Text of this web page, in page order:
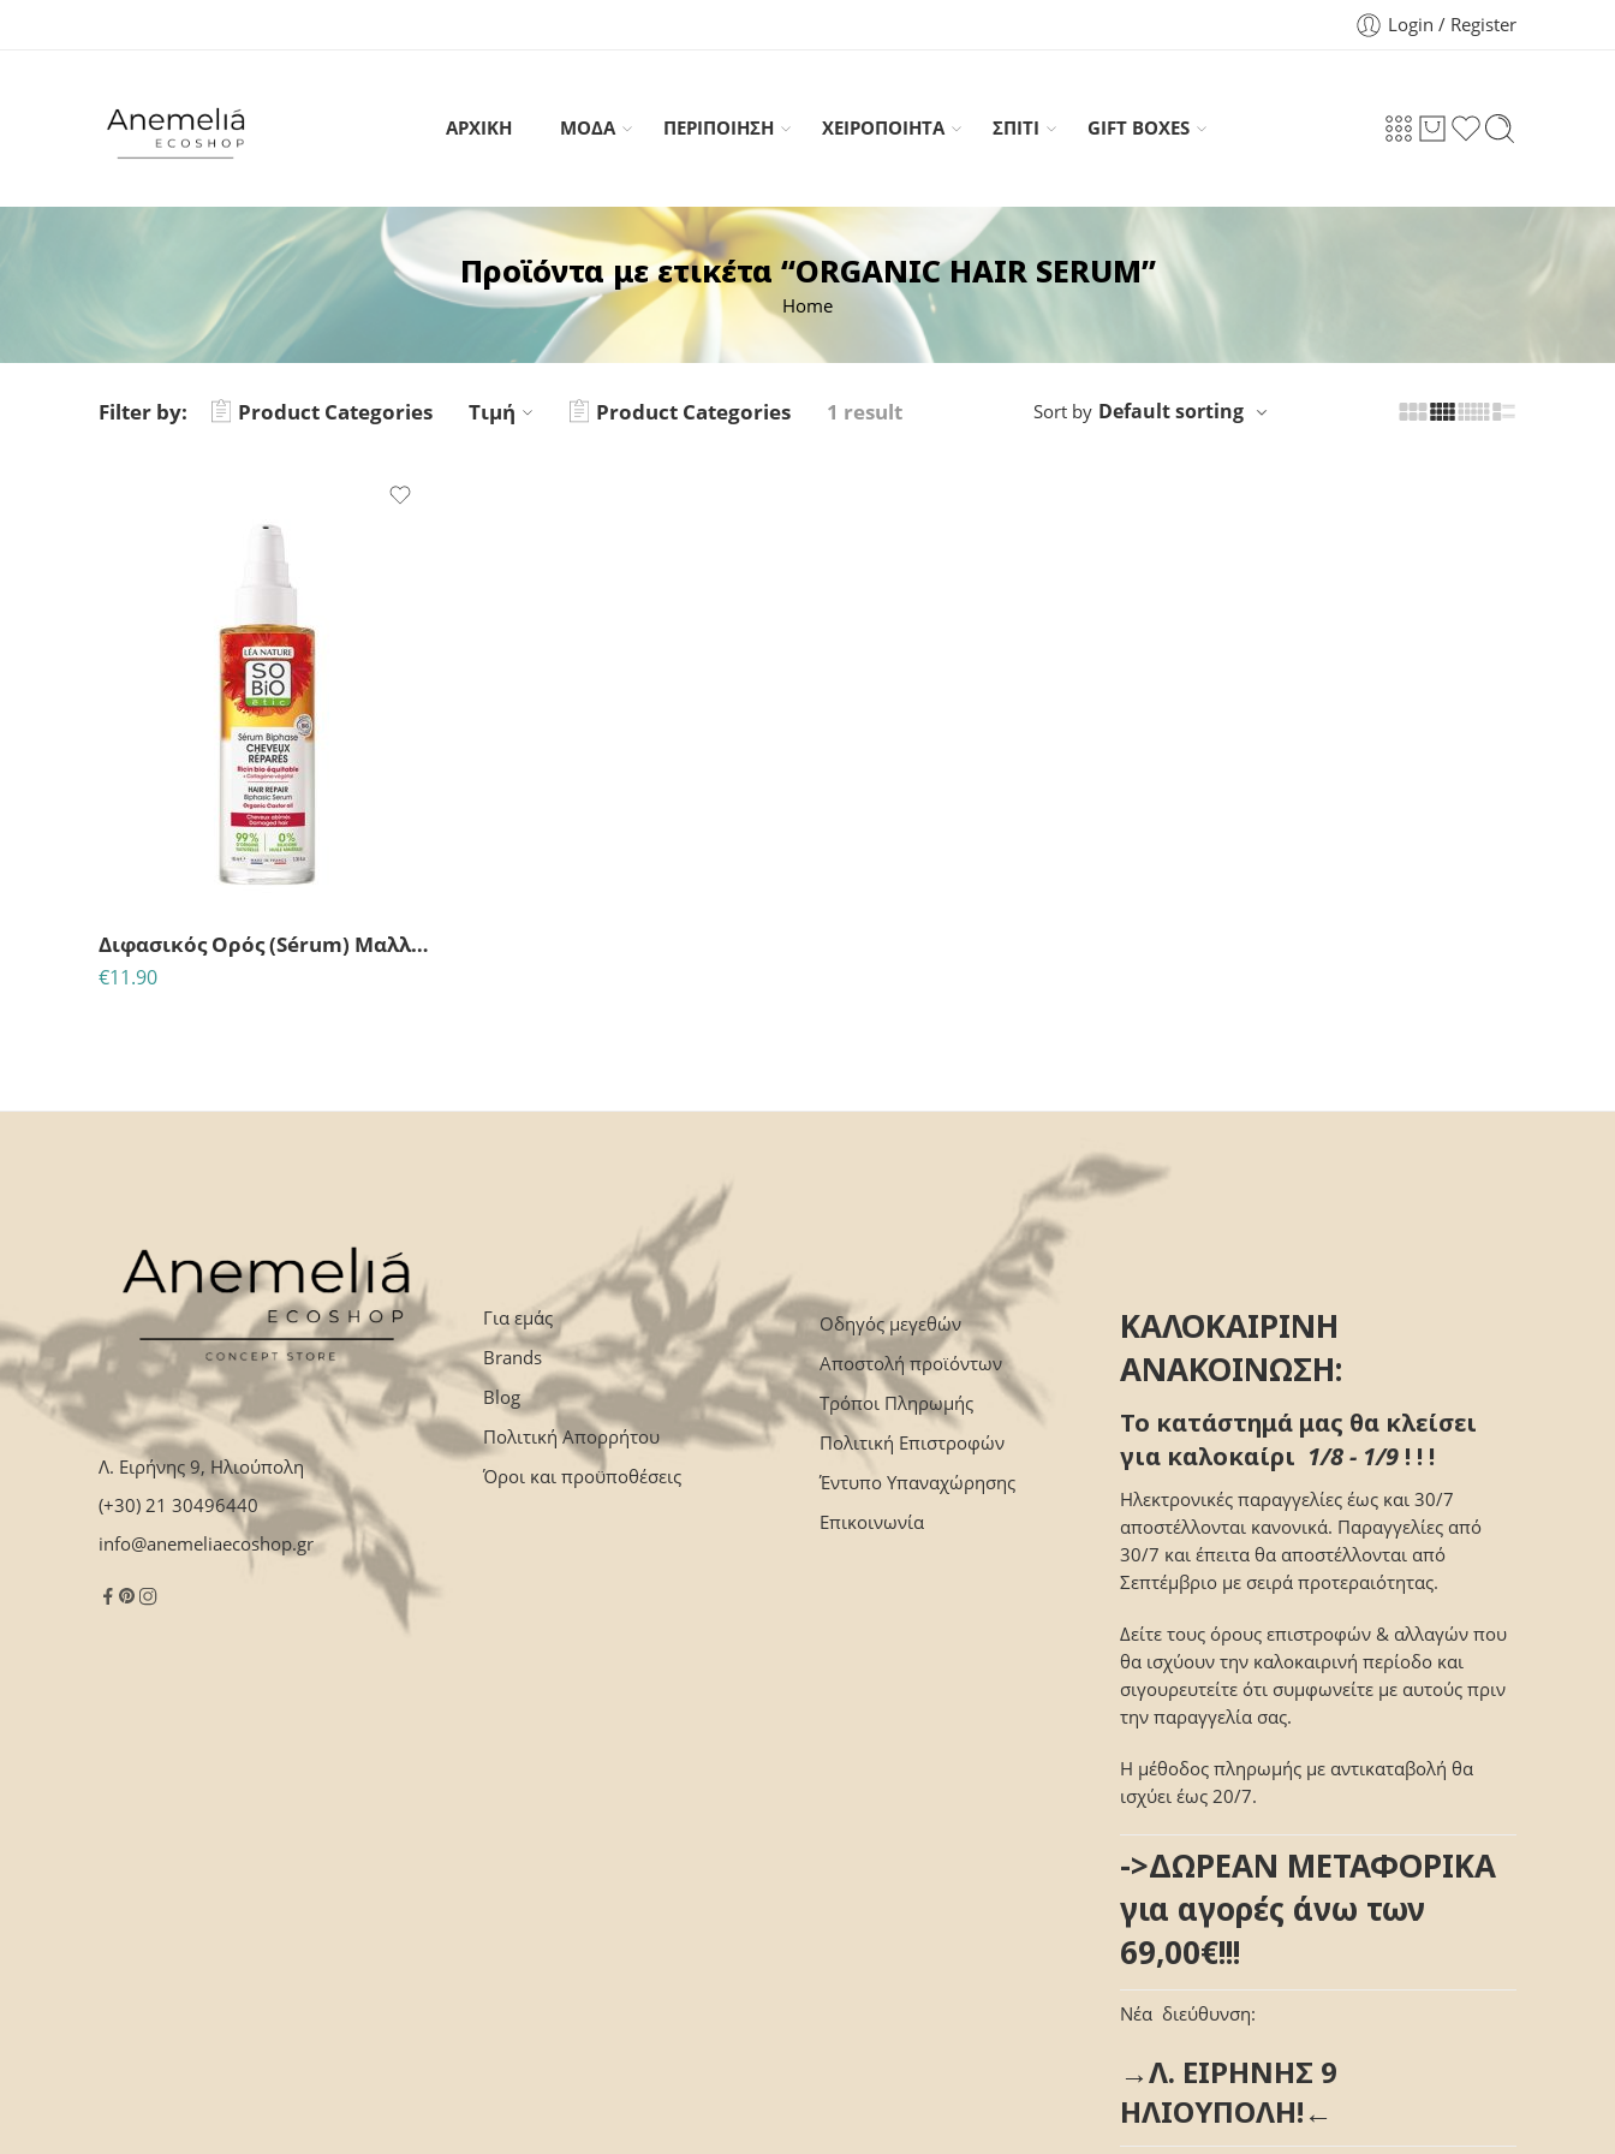
Login / Register
ΑΡΧΙΚΗ ΜΟΔΑ ΠΕΡΙΠΟΙΗΣΗ ΧΕΙΡΟΠΟΙΗΤΑ ΣΠΙΤΙ GIFT BOXES
Προϊόντα με ετικέτα “ORGANIC HAIR SERUM”
Home
Filter by: Product Categories Τιμή Product Categories 1 result Sort by Default sorting
Διφασικός Ορός (Sérum) Μαλλιών Επανόρθωσης & Προστασίας – Για ταλαιπωρημένα και αδύναμα μαλλιά – So Bio (100ml)
€11.90
Λ. Ειρήνης 9, Ηλιούπολη
(+30) 21 30496440
info@anemeliaecoshop.gr
Για εμάς
Brands
Blog
Πολιτική Απορρήτου
Όροι και προϋποθέσεις
Οδηγός μεγεθών
Αποστολή προϊόντων
Τρόποι Πληρωμής
Πολιτική Επιστροφών
Έντυπο Υπαναχώρησης
Επικοινωνία
ΚΑΛΟΚΑΙΡΙΝΗ
ΑΝΑΚΟΙΝΩΣΗ:
Το κατάστημά μας θα κλείσει
για καλοκαίρι 1/8 - 1/9 ! ! !
Ηλεκτρονικές παραγγελίες έως και 30/7
αποστέλλονται κανονικά. Παραγγελίες από
30/7 και έπειτα θα αποστέλλονται από
Σεπτέμβριο με σειρά προτεραιότητας.
Δείτε τους όρους επιστροφών & αλλαγών που
θα ισχύουν την καλοκαιρινή περίοδο και
σιγουρευτείτε ότι συμφωνείτε με αυτούς πριν
την παραγγελία σας.
Η μέθοδος πληρωμής με αντικαταβολή θα
ισχύει έως 20/7.
->ΔΩΡΕΑΝ ΜΕΤΑΦΟΡΙΚΑ
για αγορές άνω των
69,00€!!!
Νέα διεύθυνση:
→Λ. ΕΙΡΗΝΗΣ 9
ΗΛΙΟΥΠΟΛΗ!←